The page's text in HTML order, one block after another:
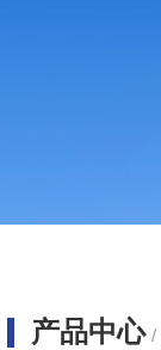
产品中心 /